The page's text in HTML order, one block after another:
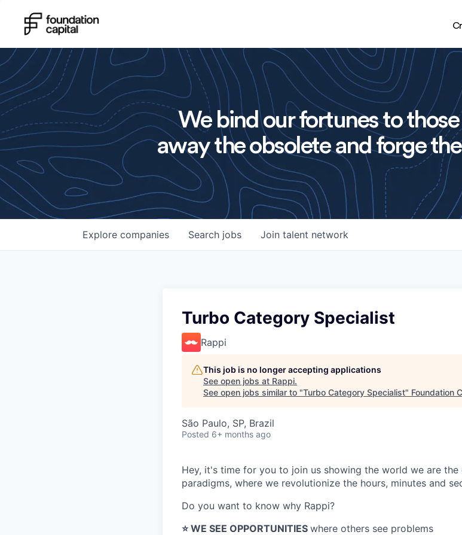
We bind our fortunes to
away the obsolete and forge
Search jobs
Explore companies Join talent network
Turbo Category Specialist
Rappi
This job is no longer accepting applications
See open jobs at Rappi.
See open jobs similar to "Turbo Category Specialist" Foundation
São Paulo, SP, Brazil
Posted 6+ months ago
Hey, it's time for you to join us showing the world we are
paradigms, where we revolutionize the hours, minutes and
Do you want to know why Rappi?
⭐️ WE SEE OPPORTUNITIES where others see problems